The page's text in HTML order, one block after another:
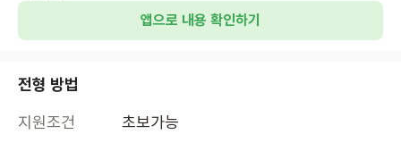
앱으로 내용 확인하기
전형 방법
지원조건
초보가능